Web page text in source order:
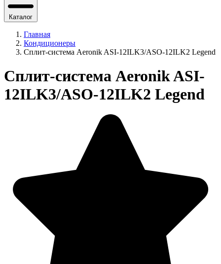
Каталог
Главная
Кондиционеры
Сплит-система Aeronik ASI-12ILK3/ASO-12ILK2 Legend
Сплит-система Aeronik ASI-
12ILK3/ASO-12ILK2 Legend